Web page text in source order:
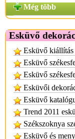
Még több
Esküvő
Esküvő kiállítás
Esküvő
Esküvő
Esküvői
Esküvő
Trend 2011
Székszoknya
Esküvő és